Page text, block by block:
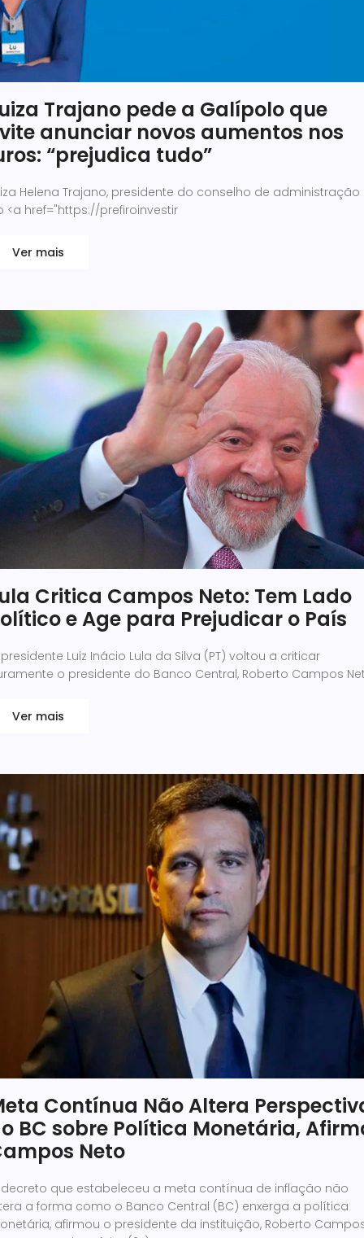
Trajano pede a Galípolo que
anunciar novos aumentos nos
“prejudica tudo”
Helena Trajano, presidente do conselho de administração
<a href="https://prefiroinvestir
Ver mais
Critica Campos Neto: Tem Lado
e Age para Prejudicar o País
Luiz Inácio Lula da Silva (PT) voltou a criticar
o presidente do Banco Central, Roberto Campos
Ver mais
Contínua Não Altera
BC sobre Política Monetária,
Neto
que estabeleceu a meta contínua de inflação não
a forma como o Banco Central (BC) enxerga a política
afirmou o presidente da instituição, Roberto